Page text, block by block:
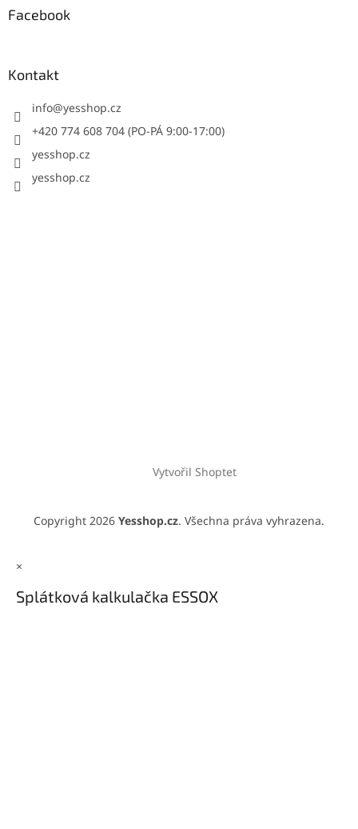
Facebook
Kontakt
info@yesshop.cz
+420 774 608 704 (PO-PÁ 9:00-17:00)
yesshop.cz
yesshop.cz
Vytvořil Shoptet
Copyright 2026 Yesshop.cz. Všechna práva vyhrazena.
×
Splátková kalkulačka ESSOX